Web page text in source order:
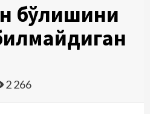
бўлишини
2 266